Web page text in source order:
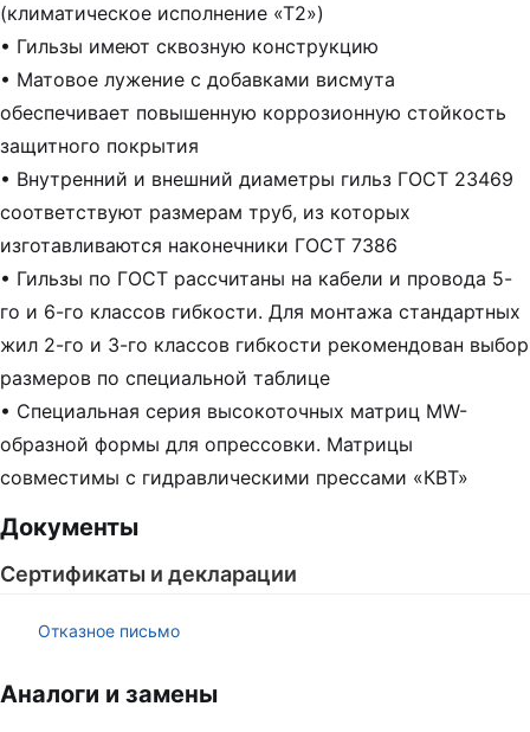
(климатическое исполнение «Т2»)
• Гильзы имеют сквозную конструкцию
• Матовое лужение с добавками висмута
обеспечивает повышенную коррозионную стойкость
защитного покрытия
• Внутренний и внешний диаметры гильз ГОСТ 23469
соответствуют размерам труб, из которых
изготавливаются наконечники ГОСТ 7386
• Гильзы по ГОСТ рассчитаны на кабели и провода 5-
го и 6-го классов гибкости. Для монтажа стандартных
жил 2-го и 3-го классов гибкости рекомендован выбор
размеров по специальной таблице
• Специальная серия высокоточных матриц MW-
образной формы для опрессовки. Матрицы
совместимы с гидравлическими прессами «КВТ»
Документы
Сертификаты и декларации
Отказное письмо
Аналоги и замены